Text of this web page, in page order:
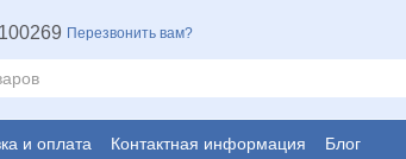
Перезвонить вам?
и оплата Контактная информация Блог